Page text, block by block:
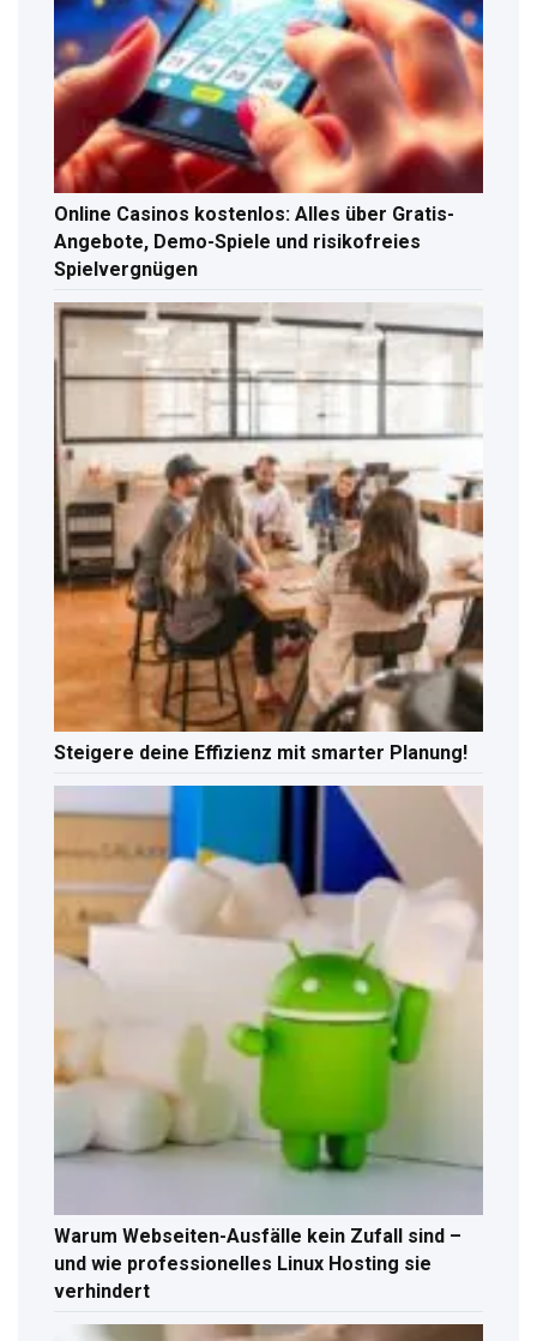
Online Casinos kostenlos: Alles über Gratis-
Angebote, Demo-Spiele und risikofreies
Spielvergnügen
Steigere deine Effizienz mit smarter Planung!
Warum Webseiten-Ausfälle kein Zufall sind –
und wie professionelles Linux Hosting sie
verhindert